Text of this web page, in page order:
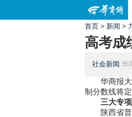
首页 > 新闻 >
高考成
社会新闻 华
华商报大风
制分数线将
三大专
陕西省普通